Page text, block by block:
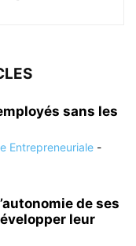
sans les
Entrepreneuriale -
de ses
leur